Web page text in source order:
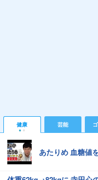
健康 芸能
あたりめ 血糖値